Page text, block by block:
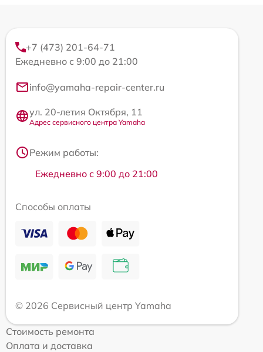
+7 (473) 201-64-71
Ежедневно с 9:00 до 21:00
info@yamaha-repair-center.ru
ул. 20-летия Октября, 11
Адрес сервисного центра Yamaha
Режим работы:
Ежедневно с 9:00 до 21:00
Способы оплаты
© 2026 Сервисный центр Yamaha
Стоимость ремонта
Оплата и доставка